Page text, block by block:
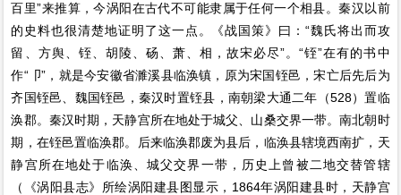
百里”来推算，今涡阳在古代不可能隶属于任何一个相县。秦汉以前
的史料也很清楚地证明了这一点。《战国策》曰：“魏氏将出而攻
留、方舆、铚、胡陵、砀、萧、相，故宋必尽”。“铚”在有的书中
作“卩”，就是今安徽省濉溪县临涣镇，原为宋国铚邑，宋亡后先后为
齐国铚邑、魏国铚邑，秦汉时置铚县，南朝梁大通二年（528）置临
涣郡。秦汉时期，天静宫所在地处于城父、山桑交界一带。南北朝时
期，在铚邑置临涣郡。后来临涣郡废为县后，临涣县辖境西南扩，天
静宫所在地处于临涣、城父交界一带，历史上曾被二地交替管辖
（《涡阳县志》所绘涡阳建县图显示，1864年涡阳建县时，天静宫